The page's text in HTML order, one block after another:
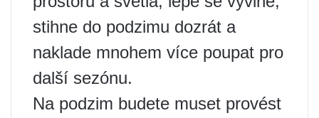
stihne do podzimu dozrát a
naklade mnohem více poupat pro
další sezónu.
Na podzim budete muset provést